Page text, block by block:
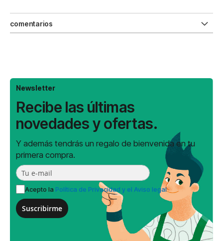
comentarios
Newsletter
Recibe las últimas
novedades y ofertas.
Y además tendrás un regalo de bienvenida en tu
primera compra.
Acepto la Política de Privacidad y el Aviso legal
Suscribirme